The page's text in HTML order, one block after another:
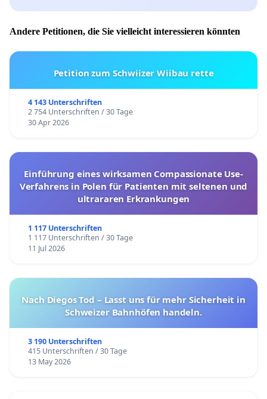
Andere Petitionen, die Sie vielleicht interessieren könnten
Petition zum Schwiizer Wiibau rette
4 143 Unterschriften
2 754 Unterschriften / 30 Tage
30 Apr 2026
Einführung eines wirksamen Compassionate Use-
Verfahrens in Polen für Patienten mit seltenen und
ultrararen Erkrankungen
1 117 Unterschriften
1 117 Unterschriften / 30 Tage
11 Jul 2026
Nach Diegos Tod – Lasst uns für mehr Sicherheit in
Schweizer Bahnhöfen handeln.
3 190 Unterschriften
415 Unterschriften / 30 Tage
13 May 2026